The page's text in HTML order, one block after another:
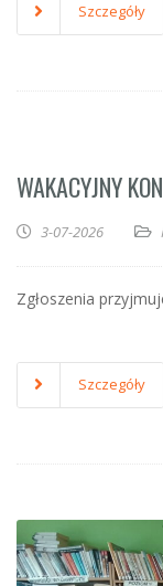
Szczegóły
WAKACYJNY
3-07-2026
Zgłoszenia
Szczegóły